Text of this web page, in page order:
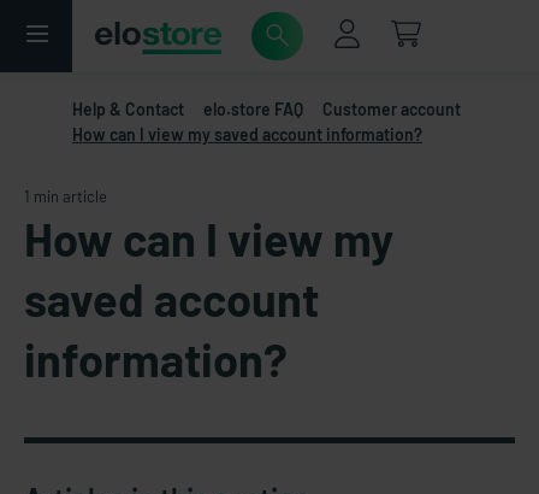
Help & Contact elo.store FAQ
Customer account
How can I view my saved account information?
1 min article
How can I view my
saved account
information?